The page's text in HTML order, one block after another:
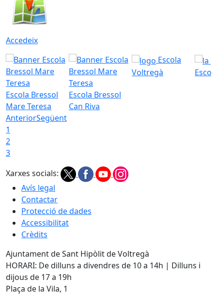
Accedeix
Escola Bressol
Mare Teresa
Escola Bressol
Can Riva
Escola
Voltregà
AnteriorSegüent
1
2
3
Xarxes socials:
Avís legal
Contactar
Protecció de dades
Accessibilitat
Crèdits
Ajuntament de Sant Hipòlit de Voltregà
HORARI: De dilluns a divendres de 10 a 14h | Dilluns i
dijous de 17 a 19h
Plaça de la Vila, 1